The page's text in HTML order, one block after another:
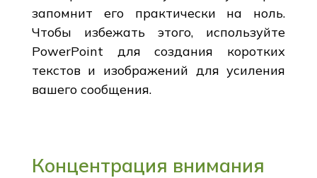
запомнит его практически на ноль.
Чтобы избежать этого, используйте
PowerPoint для создания коротких
текстов и изображений для усиления
вашего сообщения.
Концентрация внимания